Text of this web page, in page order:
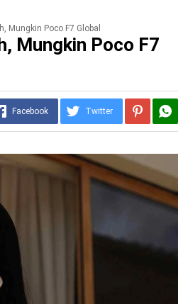
Mungkin Poco F7 Global
Mungkin Poco F7
Facebook Twitter